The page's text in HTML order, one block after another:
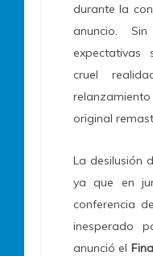
durante la
anuncio.
expectativas
cruel
original
La desilusión
ya que en
conferencia
inesperado
anunció el